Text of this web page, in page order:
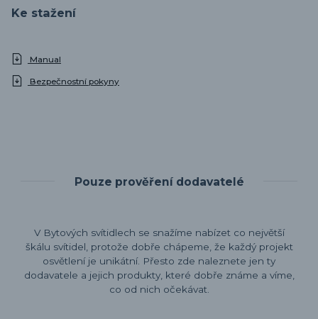
Ke stažení
Manual
Bezpečnostní pokyny
Pouze prověření dodavatelé
V Bytových svítidlech se snažíme nabízet co největší
škálu svítidel, protože dobře chápeme, že každý projekt
osvětlení je unikátní. Přesto zde naleznete jen ty
dodavatele a jejich produkty, které dobře známe a víme,
co od nich očekávat.